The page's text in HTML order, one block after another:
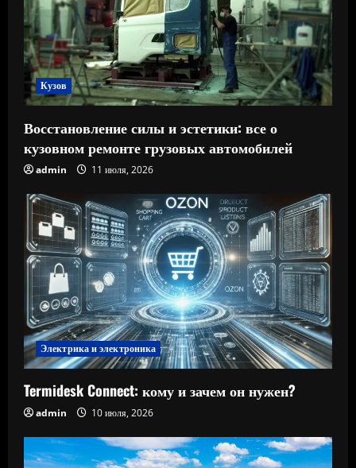
Кузов
Восстановление силы и эстетики: все о
кузовном ремонте грузовых автомобилей
admin 11 июля, 2026
Электрика и электроника
Termidesk Connect: кому и зачем он нужен?
admin 10 июля, 2026